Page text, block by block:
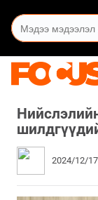
2024/12/17